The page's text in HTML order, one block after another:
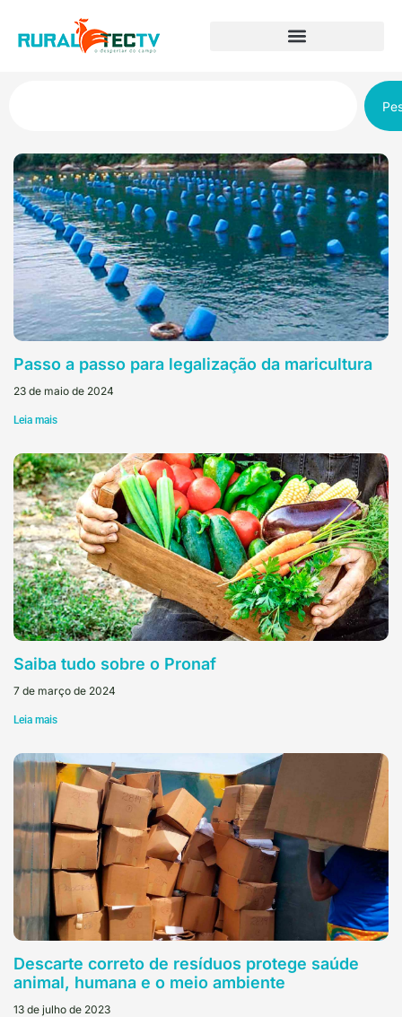
Passo a passo para legalização da maricultura
23 de maio de 2024
Leia mais
Saiba tudo sobre o Pronaf
7 de março de 2024
Leia mais
Descarte correto de resíduos protege saúde
animal, humana e o meio ambiente
13 de julho de 2023